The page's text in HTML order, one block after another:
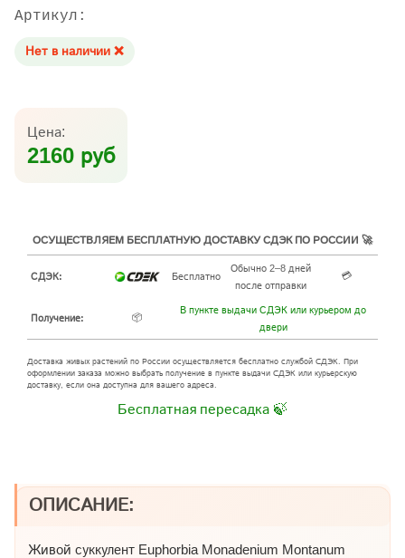
Артикул:
Нет в наличии ❌
Цена:
2160 руб
ОСУЩЕСТВЛЯЕМ БЕСПЛАТНУЮ ДОСТАВКУ СДЭК ПО РОССИИ 🚀
СДЭК: Бесплатно
Обычно 2–8 дней
после отправки
💳
Получение: 📦
В пункте выдачи СДЭК или курьером до
двери
Доставка живых растений по России осуществляется бесплатно службой СДЭК. При
оформлении заказа можно выбрать получение в пункте выдачи СДЭК или курьерскую
доставку, если она доступна для вашего адреса.
Бесплатная пересадка 🍃
ОПИСАНИЕ:
Живой суккулент Euphorbia Monadenium Montanum